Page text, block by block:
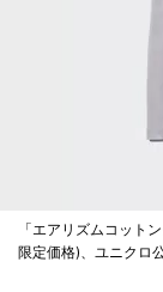
「エアリズムコット
限定価格)、ユニクロ